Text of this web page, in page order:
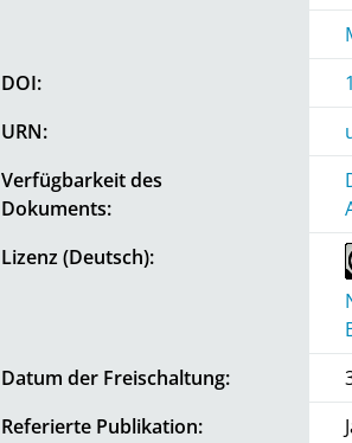
DOI:
URN:
Verfügbarkeit des
Dokuments:
Lizenz (Deutsch):
Datum der Freischaltung:
Referierte Publikation: